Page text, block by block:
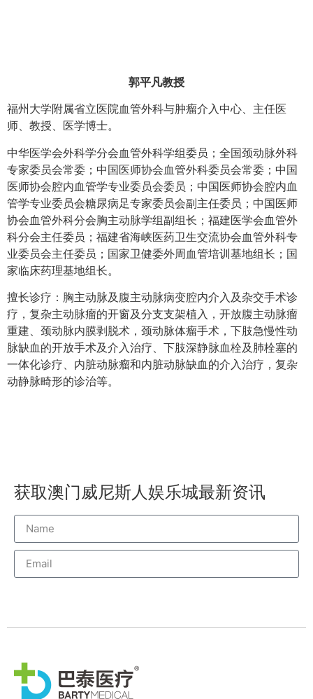
郭平凡教授
福州大学附属省立医院血管外科与肿瘤介入中心、主任医
师、教授、医学博士。
中华医学会外科学分会血管外科学组委员；全国颈动脉外科
专家委员会常委；中国医师协会血管外科委员会常委；中国
医师协会腔内血管学专业委员会委员；中国医师协会腔内血
管学专业委员会糖尿病足专家委员会副主任委员；中国医师
协会血管外科分会胸主动脉学组副组长；福建医学会血管外
科分会主任委员；福建省海峡医药卫生交流协会血管外科专
业委员会主任委员；国家卫健委外周血管培训基地组长；国
家临床药理基地组长。
擅长诊疗：胸主动脉及腹主动脉病变腔内介入及杂交手术诊
疗，复杂主动脉瘤的开窗及分支支架植入，开放腹主动脉瘤
重建、颈动脉内膜剥脱术，颈动脉体瘤手术，下肢急慢性动
脉缺血的开放手术及介入治疗、下肢深静脉血栓及肺栓塞的
一体化诊疗、内脏动脉瘤和内脏动脉缺血的介入治疗，复杂
动静脉畸形的诊治等。
获取澳门威尼斯人娱乐城最新资讯